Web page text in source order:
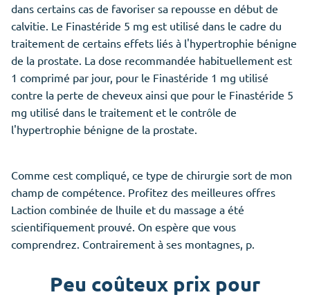
dans certains cas de favoriser sa repousse en début de
calvitie. Le Finastéride 5 mg est utilisé dans le cadre du
traitement de certains effets liés à l'hypertrophie bénigne
de la prostate. La dose recommandée habituellement est
1 comprimé par jour, pour le Finastéride 1 mg utilisé
contre la perte de cheveux ainsi que pour le Finastéride 5
mg utilisé dans le traitement et le contrôle de
l'hypertrophie bénigne de la prostate.
Comme cest compliqué, ce type de chirurgie sort de mon
champ de compétence. Profitez des meilleures offres
Laction combinée de lhuile et du massage a été
scientifiquement prouvé. On espère que vous
comprendrez. Contrairement à ses montagnes, p.
Peu coûteux prix pour